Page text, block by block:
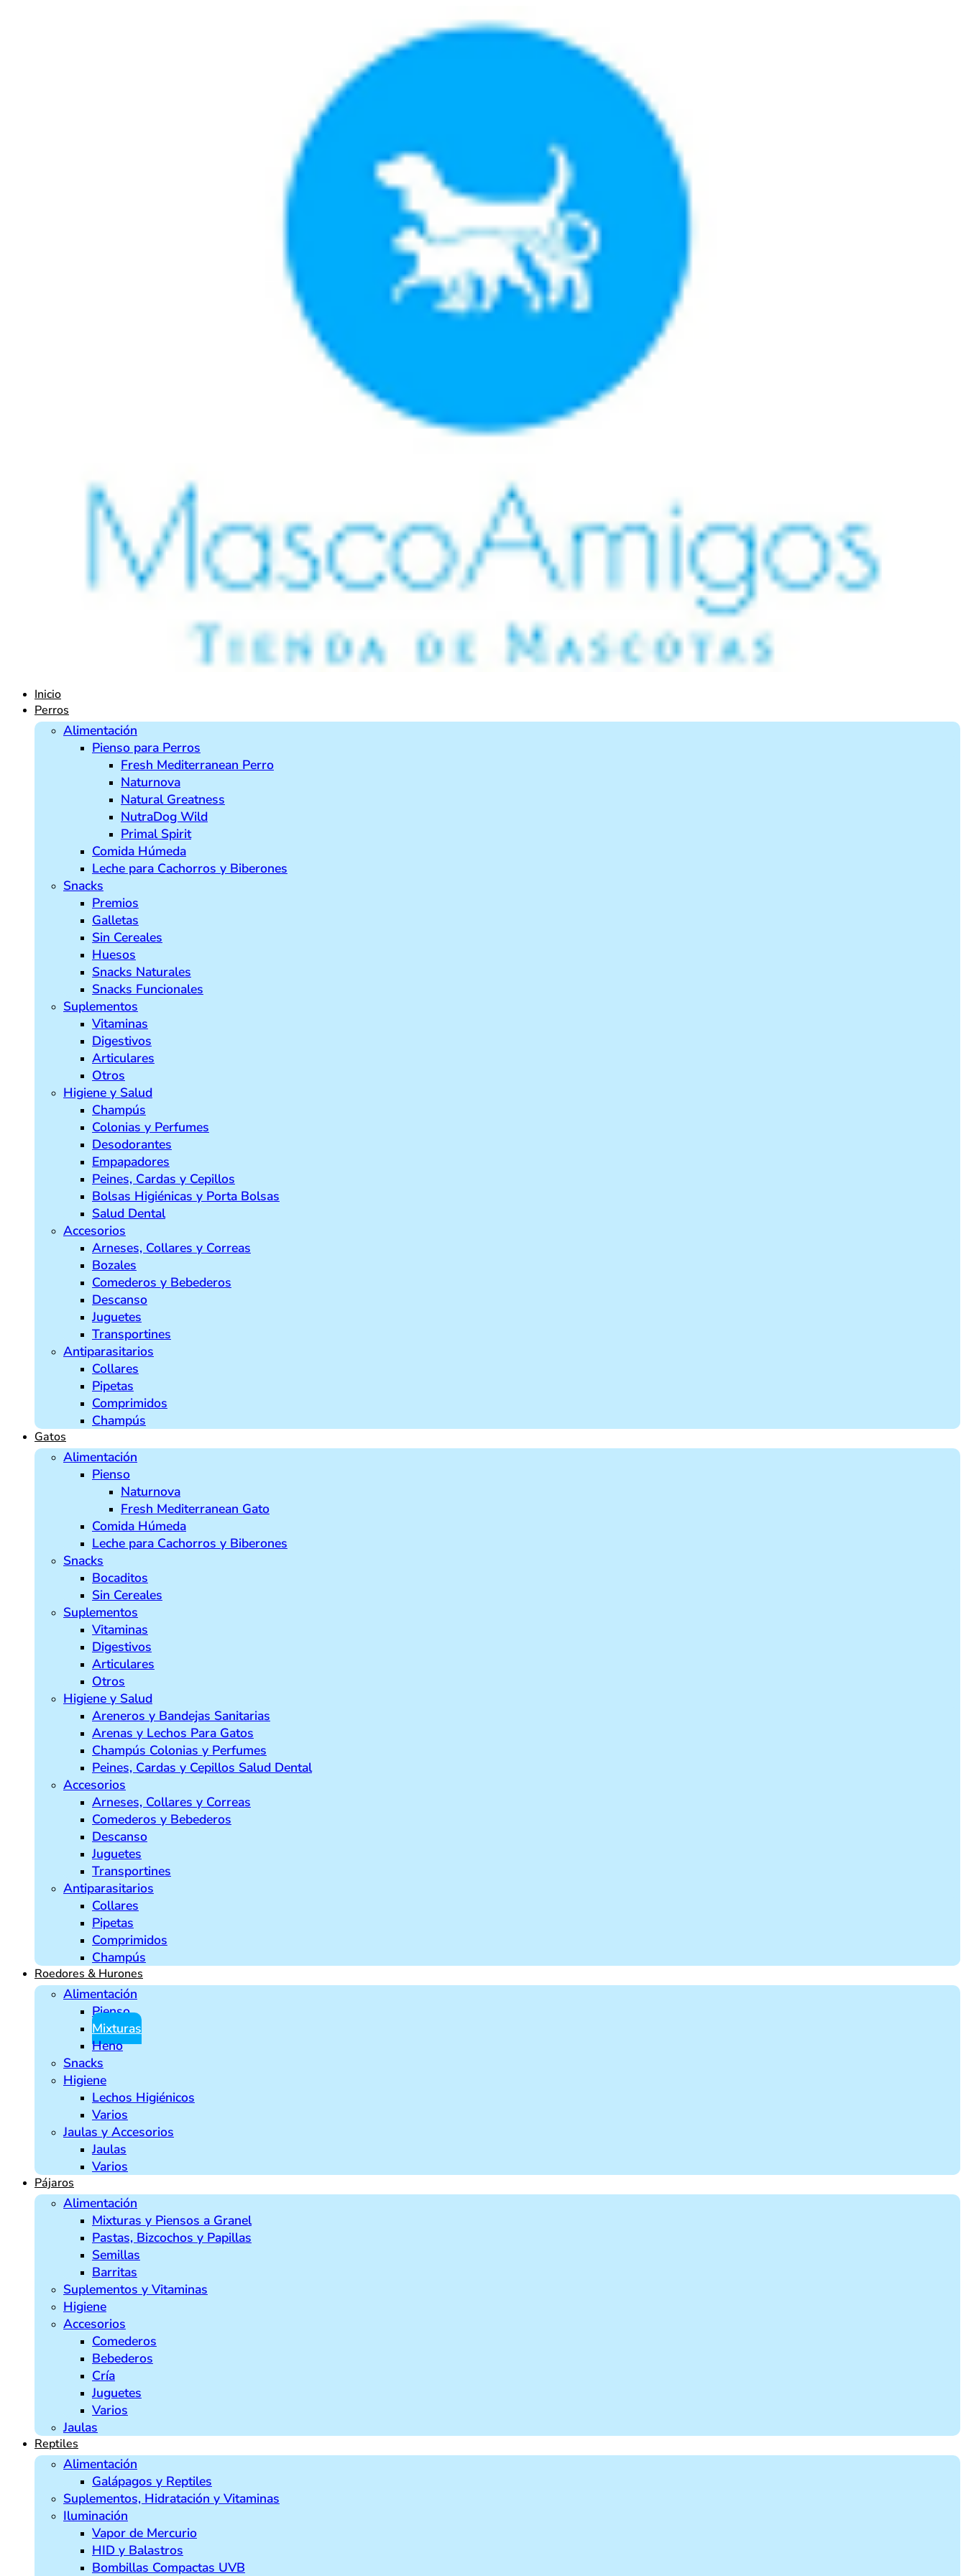
Inicio
Perros
Alimentación
Pienso para Perros
Fresh Mediterranean Perro
Naturnova
Natural Greatness
NutraDog Wild
Primal Spirit
Comida Húmeda
Leche para Cachorros y Biberones
Snacks
Premios
Galletas
Sin Cereales
Huesos
Snacks Naturales
Snacks Funcionales
Suplementos
Vitaminas
Digestivos
Articulares
Otros
Higiene y Salud
Champús
Colonias y Perfumes
Desodorantes
Empapadores
Peines, Cardas y Cepillos
Bolsas Higiénicas y Porta Bolsas
Salud Dental
Accesorios
Arneses, Collares y Correas
Bozales
Comederos y Bebederos
Descanso
Juguetes
Transportines
Antiparasitarios
Collares
Pipetas
Comprimidos
Champús
Gatos
Alimentación
Pienso
Naturnova
Fresh Mediterranean Gato
Comida Húmeda
Leche para Cachorros y Biberones
Snacks
Bocaditos
Sin Cereales
Suplementos
Vitaminas
Digestivos
Articulares
Otros
Higiene y Salud
Areneros y Bandejas Sanitarias
Arenas y Lechos Para Gatos
Champús Colonias y Perfumes
Peines, Cardas y Cepillos Salud Dental
Accesorios
Arneses, Collares y Correas
Comederos y Bebederos
Descanso
Juguetes
Transportines
Antiparasitarios
Collares
Pipetas
Comprimidos
Champús
Roedores & Hurones
Alimentación
Pienso
Mixturas
Heno
Snacks
Higiene
Lechos Higiénicos
Varios
Jaulas y Accesorios
Jaulas
Varios
Pájaros
Alimentación
Mixturas y Piensos a Granel
Pastas, Bizcochos y Papillas
Semillas
Barritas
Suplementos y Vitaminas
Higiene
Accesorios
Comederos
Bebederos
Cría
Juguetes
Varios
Jaulas
Reptiles
Alimentación
Galápagos y Reptiles
Suplementos, Hidratación y Vitaminas
Iluminación
Vapor de Mercurio
HID y Balastros
Bombillas Compactas UVB